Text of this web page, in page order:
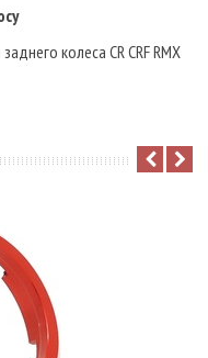
колеса CR CRF RMX